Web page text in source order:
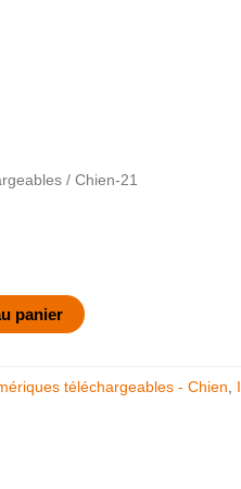
/ Chien-21
panier
téléchargeables - Chien,